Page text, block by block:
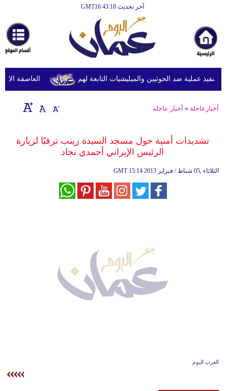
آخر تحديث GMT16:43:18
أخبارعاجلة
رياضة
ثقافة
إقتصاد
وموسيقى
العاصفة عملية ضد الحوثيين والميليشيات التابعة لهم
أخبارعاجلة » أخبار عاجلة
تشديدات أمنية حول مسجد السيدة زينب ترقبًا لزيارة
الرئيس الإيراني أحمدي نجاد
GMT 15:14 2013 الثلاثاء ,05 شباط / فبراير
العرب اليوم